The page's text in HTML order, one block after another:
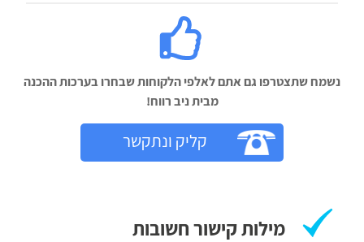
נשמח שתצטרפו גם אתם לאלפי הלקוחות שבחרו בערכות ההכנה
מבית ניב רווח!‬
קליק ונתקשר
מילות קישור חשובות